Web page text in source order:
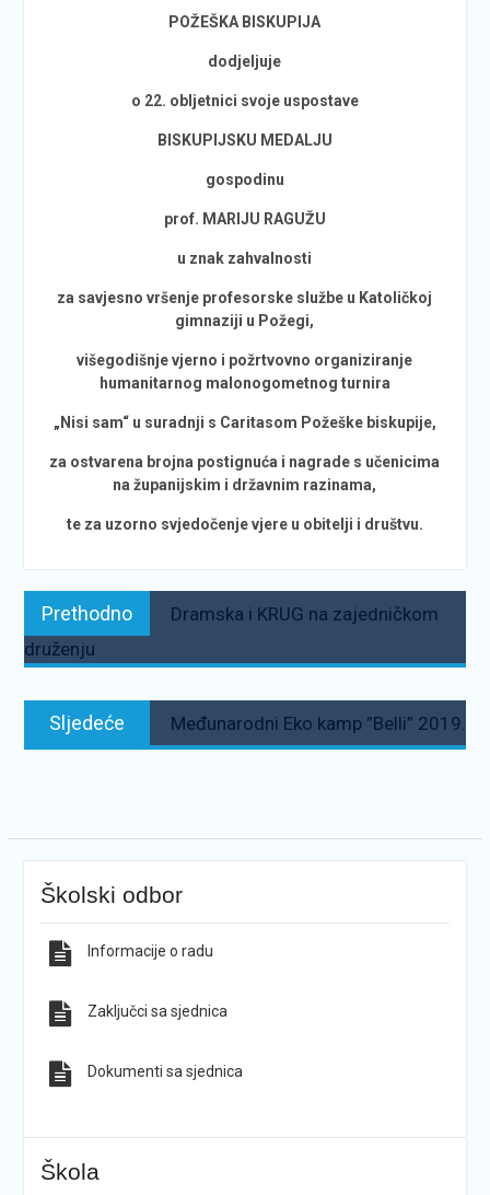
POŽEŠKA BISKUPIJA
dodjeljuje
o 22. obljetnici svoje uspostave
BISKUPIJSKU MEDALJU
gospodinu
prof. MARIJU RAGUŽU
u znak zahvalnosti
za savjesno vršenje profesorske službe u Katoličkoj
gimnaziji u Požegi,
višegodišnje vjerno i požrtvovno organiziranje
humanitarnog malonogometnog turnira
„Nisi sam“ u suradnji s Caritasom Požeške biskupije,
za ostvarena brojna postignuća i nagrade s učenicima
na županijskim i državnim razinama,
te za uzorno svjedočenje vjere u obitelji i društvu.
Navigacija
objava
Prethodno
Dramska i KRUG na zajedničkom
druženju
Sljedeće Sljedeće:
Međunarodni Eko kamp ”Belli” 2019.
Školski odbor
Informacije o radu
Zaključci sa sjednica
Dokumenti sa sjednica
Škola